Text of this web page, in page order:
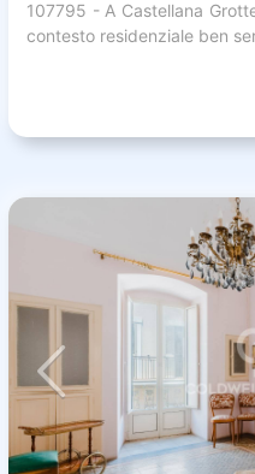
107795 - A Castellana
contesto residenziale ben